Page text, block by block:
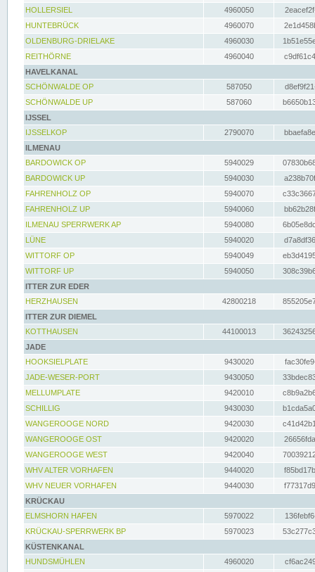
HOLLERSIEL
4960050
HUNTEBRÜCK
4960070
OLDENBURG-DRIELAKE
4960030
REITHÖRNE
4960040
HAVELKANAL
SCHÖNWALDE OP
587050
SCHÖNWALDE UP
587060
IJSSEL
IJSSELKOP
2790070
ILMENAU
BARDOWICK OP
5940029
BARDOWICK UP
5940030
FAHRENHOLZ OP
5940070
FAHRENHOLZ UP
5940060
ILMENAU SPERRWERK AP
5940080
LÜNE
5940020
WITTORF OP
5940049
WITTORF UP
5940050
ITTER ZUR EDER
HERZHAUSEN
42800218
ITTER ZUR DIEMEL
KOTTHAUSEN
44100013
JADE
HOOKSIELPLATE
9430020
JADE-WESER-PORT
9430050
MELLUMPLATE
9420010
SCHILLIG
9430030
WANGEROOGE NORD
9420030
WANGEROOGE OST
9420020
WANGEROOGE WEST
9420040
WHV ALTER VORHAFEN
9440020
WHV NEUER VORHAFEN
9440030
KRÜCKAU
ELMSHORN HAFEN
5970022
KRÜCKAU-SPERRWERK BP
5970023
KÜSTENKANAL
HUNDSMÜHLEN
4960020